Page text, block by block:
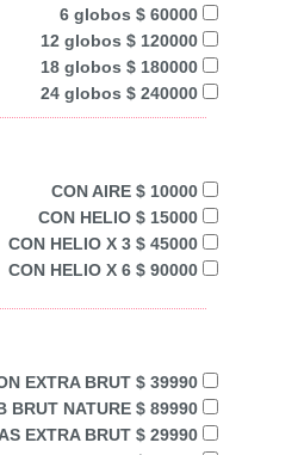
6 globos $ 60000
12 globos $ 120000
18 globos $ 180000
24 globos $ 240000
CON AIRE $ 10000
CON HELIO $ 15000
CON HELIO X 3 $ 45000
CON HELIO X 6 $ 90000
EXTRA BRUT $ 39990
BRUT NATURE $ 89990
EXTRA BRUT $ 29990